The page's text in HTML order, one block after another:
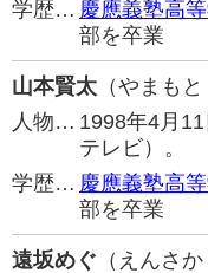
学歴… 慶應義塾高
部を卒業
山本賢太 （やまもと
人物… 1998年4月
テレビ）。
学歴… 慶應義塾高
部を卒業
遠坂めぐ （えんさか